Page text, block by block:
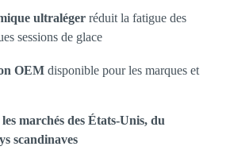
ultraléger réduit la fatigue des
sessions de glace
OEM disponible pour les marques et
marchés des États-Unis, du
scandinaves